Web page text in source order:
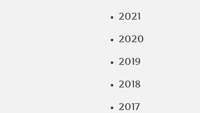
2021
2020
2019
2018
2017